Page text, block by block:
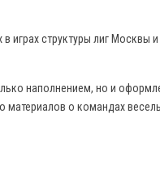
играх структуры лиг Москвы
наполнением, но и
материалов о командах